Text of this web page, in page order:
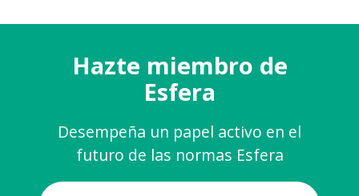
Hazte miembro de
Esfera
Desempeña un papel activo en el
futuro de las normas Esfera